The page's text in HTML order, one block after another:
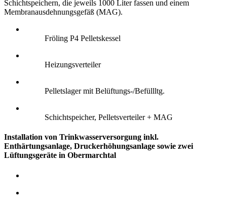
Schichtspeichern, die jeweils 1000 Liter fassen und einem
Membranausdehnungsgefäß (MAG).
Fröling P4 Pelletskessel
Heizungsverteiler
Pelletslager mit Belüftungs-/Befüllltg.
Schichtspeicher, Pelletsverteiler + MAG
Installation von Trinkwasserversorgung inkl.
Enthärtungsanlage, Druckerhöhungsanlage sowie zwei
Lüftungsgeräte in Obermarchtal